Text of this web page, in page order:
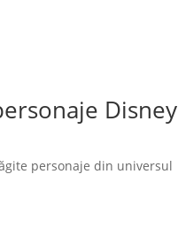
Disney
personaje din universul